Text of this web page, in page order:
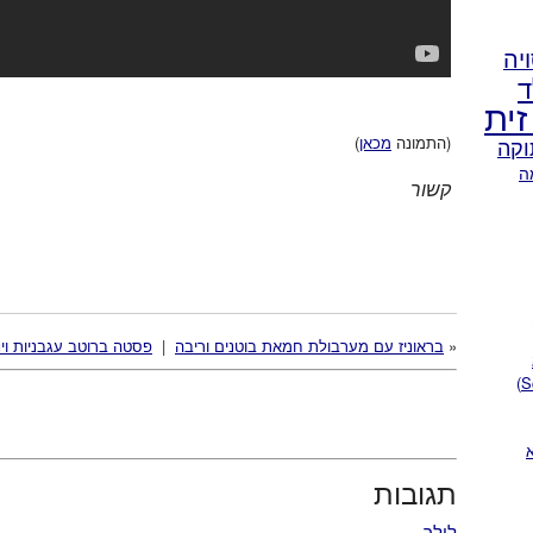
(התמונה מכאן)
קשור
« בראוניז עם מערבולת חמאת בוטנים וריבה | פסטה ברוטב עגבניות
תגובות